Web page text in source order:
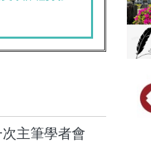
次主筆學者會